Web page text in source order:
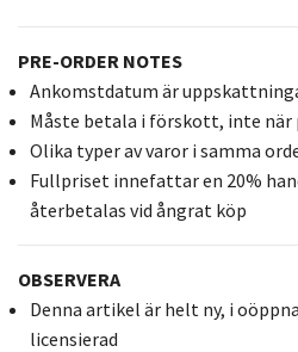
PRE-ORDER NOTES
Ankomstdatum är
Måste betala i förskott, inte
Olika typer av varor i samma
Fullpriset innefattar en 20%
återbetalas vid ångrat köp
OBSERVERA
Denna artikel är helt ny, i
licensierad